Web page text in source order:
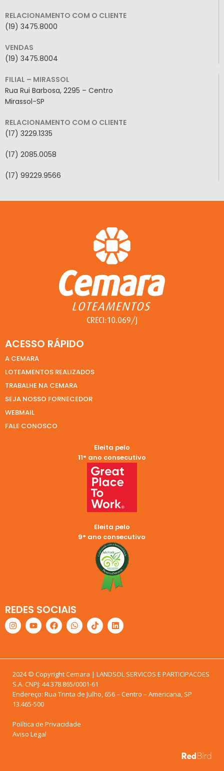
RELACIONAMENTO COM O CLIENTE
(19) 3475.8000
VENDAS
(19) 3475.8004
FILIAL – MIRASSOL
Rua Rui Barbosa, 2295 – Centro
Mirassol-SP
RELACIONAMENTO COM O CLIENTE
(17) 3229.1335
(17) 2085.0058
(17) 99229.9566
ACESSO RÁPIDO
A CEMARA
LOTEAMENTOS REALIZADOS
TRABALHE NA CEMARA
SEJA NOSSO FORNECEDOR
WEBMAIL
FALE CONOSCO
Eleita pelo
11° ano consecutivo
Eleita pelo
9° ano consecutivo
REDES SOCIAIS
2024 © Copyright Cemara | LANDSOL SERVICOS E PARTICIPACOES
S.A. CNPJ: 44.378.865/0001-61
Endereço: Rua Trinta de Julho, 656 – Centro – Americana, SP
13.465-500
Política de Privacidade
Aviso Legal